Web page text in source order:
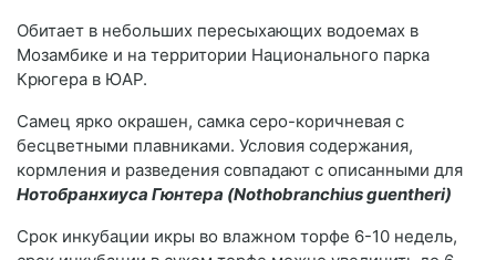
Обитает в небольших пересыхающих водоемах в
Мозамбике и на территории Национального парка
Крюгера в ЮАР.
Самец ярко окрашен, самка серо-коричневая с
бесцветными плавниками. Условия содержания,
кормления и разведения совпадают с описанными для
Нотобранхиуса Гюнтера (Nothobranchius guentheri)
Срок инкубации икры во влажном торфе 6-10 недель,